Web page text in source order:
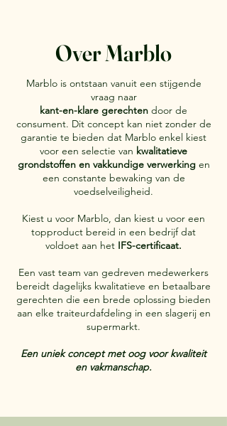
Over Marblo
Marblo is ontstaan vanuit een stijgende
vraag naar
kant-en-klare gerechten door de
consument. Dit concept kan niet zonder de
garantie te bieden dat Marblo enkel kiest
voor een selectie van kwalitatieve
grondstoffen en vakkundige verwerkingen
een constante bewaking van de
voedselveiligheid.
Kiest u voor Marblo, dan kiest u voor een
topproduct bereid in een bedrijf dat
voldoet aan het IFS-certificaat.
Een vast team van gedreven medewerkers
bereidt dagelijks kwalitatieve en betaalbare
gerechten die een brede oplossing bieden
aan elke traiteurdafdeling in een slagerij en
supermarkt.
Een uniek concept met oog voor kwaliteit
en vakmanschap.